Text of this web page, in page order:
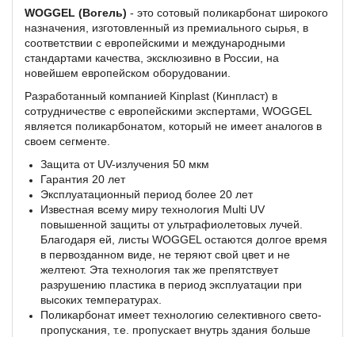
WOGGEL (Вогель) - это сотовый поликарбонат широкого
назначения, изготовленный из премиального сырья, в
соответствии с европейскими и международными
стандартами качества, эксклюзивно в России, на
новейшем европейском оборудовании.
Разработанный компанией Kinplast (Кинпласт) в
сотрудничестве с европейскими экспертами, WOGGEL
является поликарбонатом, который не имеет аналогов в
своем сегменте.
Защита от UV-излучения 50 мкм
Гарантия 20 лет
Эксплуатационный период более 20 лет
Известная всему миру технология Multi UV
повышенной защиты от ультрафиолетовых лучей.
Благодаря ей, листы WOGGEL остаются долгое время
в первозданном виде, не теряют свой цвет и не
желтеют. Эта технология так же препятствует
разрушению пластика в период эксплуатации при
высоких температурах.
Поликарбонат имеет технологию селективного свето-
пропускания, т.е. пропускает внутрь здания больше